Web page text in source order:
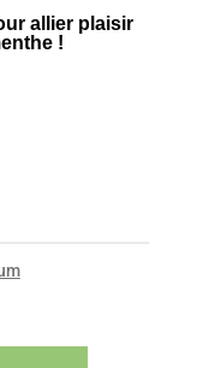
allier plaisir
!